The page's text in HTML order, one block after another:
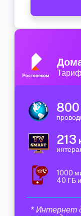
800
213
1000
40 ГБ
* Интернет